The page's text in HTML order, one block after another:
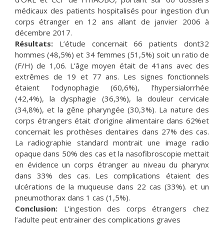
médicaux des patients hospitalisés pour ingestion d’un
corps étranger en 12 ans allant de janvier 2006 à
décembre 2017.
Résultats: L’étude concernait 66 patients dont32
hommes (48,5%) et 34 femmes (51,5%) soit un ratio de
(F/H) de 1,06. L’âge moyen était de 41ans avec des
extrêmes de 19 et 77 ans. Les signes fonctionnels
étaient l’odynophagie (60,6%), l’hypersialorrhée
(42,4%), la dysphagie (36,3%), la douleur cervicale
(34,8%), et la gêne pharyngée (30,3%). La nature des
corps étrangers était d’origine alimentaire dans 62%et
concernait les prothèses dentaires dans 27% des cas.
La radiographie standard montrait une image radio
opaque dans 50% des cas et la nasofibroscopie mettait
en évidence un corps étranger au niveau du pharynx
dans 33% des cas. Les complications étaient des
ulcérations de la muqueuse dans 22 cas (33%). et un
pneumothorax dans 1 cas (1,5%).
Conclusion: L’ingestion des corps étrangers chez
l’adulte peut entrainer des complications graves